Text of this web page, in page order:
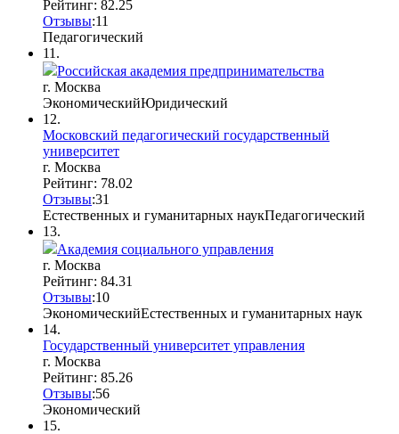
Рейтинг: 82.25
Отзывы:11
Педагогический
11.
Российская академия предпринимательства
г. Москва
ЭкономическийЮридический
12.
Московский педагогический государственный
университет
г. Москва
Рейтинг: 78.02
Отзывы:31
Естественных и гуманитарных наукПедагогический
13.
Академия социального управления
г. Москва
Рейтинг: 84.31
Отзывы:10
ЭкономическийЕстественных и гуманитарных наук
14.
Государственный университет управления
г. Москва
Рейтинг: 85.26
Отзывы:56
Экономический
15.